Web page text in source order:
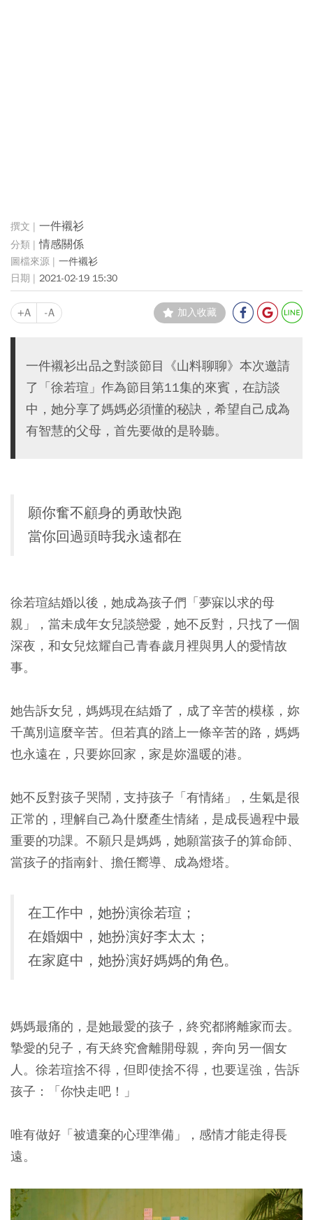
一件襯衫
情感關係
一件襯衫
2021-02-19 15:30
+A -A 加入收藏
一件襯衫出品之對談節目《山料聊聊》本次邀請
了「徐若瑄」作為節目第11集的來賓，在訪談
中，她分享了媽媽必須懂的秘訣，希望自己成為
有智慧的父母，首先要做的是聆聽。
願你奮不顧身的勇敢快跑
當你回過頭時我永遠都在
徐若瑄結婚以後，她成為孩子們「夢寐以求的母
親」，當未成年女兒談戀愛，她不反對，只找了一個
深夜，和女兒炫耀自己青春歲月裡與男人的愛情故
事。
她告訴女兒，媽媽現在結婚了，成了辛苦的模樣，妳
千萬別這麼辛苦。但若真的踏上一條辛苦的路，媽媽
也永遠在，只要妳回家，家是妳溫暖的港。
她不反對孩子哭鬧，支持孩子「有情緒」，生氣是很
正常的，理解自己為什麼產生情緒，是成長過程中最
重要的功課。不願只是媽媽，她願當孩子的算命師、
當孩子的指南針、擔任嚮導、成為燈塔。
在工作中，她扮演徐若瑄；
在婚姻中，她扮演好李太太；
在家庭中，她扮演好媽媽的角色。
媽媽最痛的，是她最愛的孩子，終究都將離家而去。
摯愛的兒子，有天終究會離開母親，奔向另一個女
人。徐若瑄捨不得，但即使捨不得，也要逞強，告訴
孩子：「你快走吧！」
唯有做好「被遺棄的心理準備」，感情才能走得長
遠。